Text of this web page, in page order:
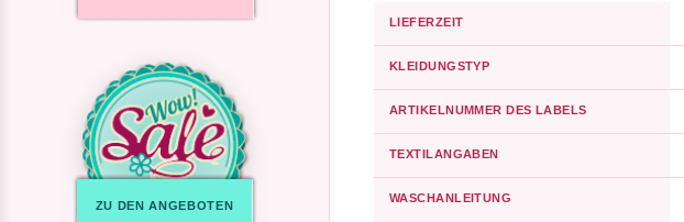
ZU DEN ANGEBOTEN
LIEFERZEIT
KLEIDUNGSTYP
ARTIKELNUMMER DES LABELS
TEXTILANGABEN
WASCHANLEITUNG